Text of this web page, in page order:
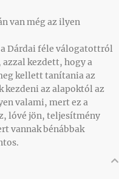
van még az ilyen
Dárdai féle válogatottról
kezdett, hogy a
kellett tanítania az
kezdeni az alapoktól az
valami, mert ez a
lóvé jön, teljesítmény
vannak bénábbak